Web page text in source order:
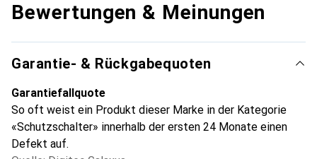
Bewertungen & Meinungen
Garantie- & Rückgabequoten
Garantiefallquote
So oft weist ein Produkt dieser Marke in der Kategorie
«Schutzschalter» innerhalb der ersten 24 Monate einen
Defekt auf.